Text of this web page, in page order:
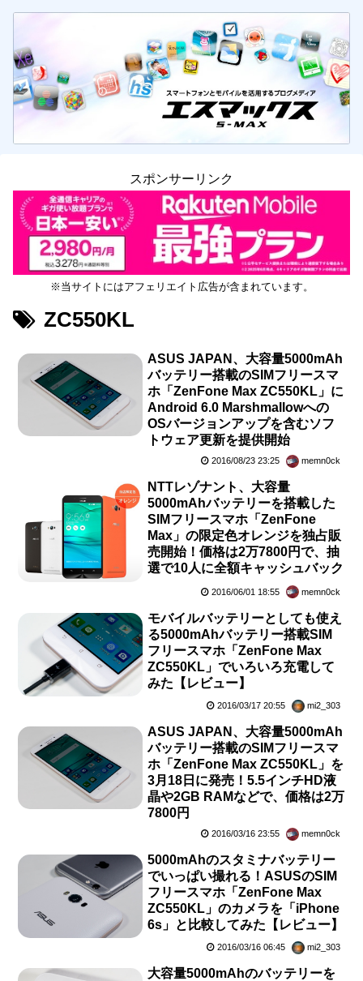
スポンサーリンク
※当サイトにはアフェリエイト広告が含まれています。
ZC550KL
ASUS JAPAN、大容量5000mAh
バッテリー搭載のSIMフリースマ
ホ「ZenFone Max ZC550KL」に
Android 6.0 Marshmallowへの
OSバージョンアップを含むソフ
トウェア更新を提供開始
2016/08/23 23:25 memn0ck
NTTレゾナント、大容量
5000mAhバッテリーを搭載した
SIMフリースマホ「ZenFone
Max」の限定色オレンジを独占販
売開始！価格は2万7800円で、抽
選で10人に全額キャッシュバック
2016/06/01 18:55 memn0ck
モバイルバッテリーとしても使え
る5000mAhバッテリー搭載SIM
フリースマホ「ZenFone Max
ZC550KL」でいろいろ充電して
みた【レビュー】
2016/03/17 20:55 mi2_303
ASUS JAPAN、大容量5000mAh
バッテリー搭載のSIMフリースマ
ホ「ZenFone Max ZC550KL」を
3月18日に発売！5.5インチHD液
晶や2GB RAMなどで、価格は2万
7800円
2016/03/16 23:55 memn0ck
5000mAhのスタミナバッテリー
でいっぱい撮れる！ASUSのSIM
フリースマホ「ZenFone Max
ZC550KL」のカメラを「iPhone
6s」と比較してみた【レビュー】
2016/03/16 06:45 mi2_303
大容量5000mAhのバッテリーを